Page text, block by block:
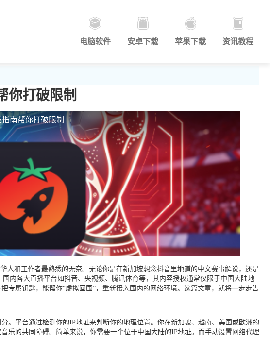
电脑软件 安卓下载 苹果下载 资讯教程
你打破限制
南帮你打破限制
人和工作者最熟悉的无奈。无论你是在新加坡想念抖音里地道的中文赛事解说，还是
内各大直播平台如抖音、央视频、腾讯体育等，其内容授权通常仅限于中国大陆地
专属钥匙，能帮你“虚拟回国”，重新接入国内的网络环境。这篇文章，就将一步步告
。平台通过检测你的IP地址来判断你的地理位置。你在新加坡、越南、美国或欧洲的
乐的共同障碍。简单来说，你需要一个位于中国大陆的IP地址。而手动设置网络代理